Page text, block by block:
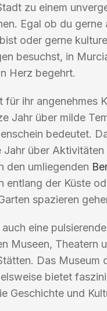
zu einem
Egal ob du gerne
oder gerne
besuchst, in
Herz begehrt.
für ihr angenehmes
Jahr über milde
bedeutet.
Jahr über Aktivitäten
den umliegenden
entlang der Küste
spazieren
eine
Museen, Theatern
Das Museum
bietet
Geschichte und